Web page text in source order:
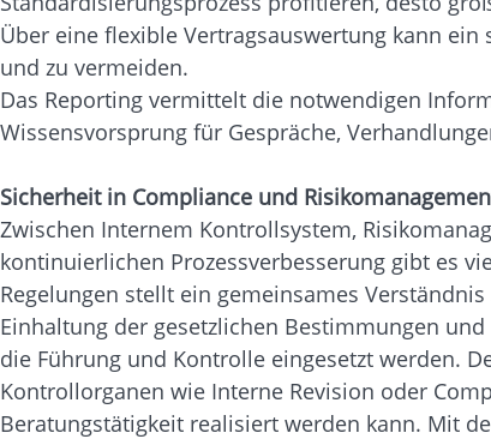
Über eine flexible Vertragsauswertung kann
und zu vermeiden.
Das Reporting vermittelt die notwendigen
Wissensvorsprung für Gespräche,
Sicherheit in Compliance und
Zwischen Internem Kontrollsystem,
kontinuierlichen Prozessverbesserung gibt es
Regelungen stellt ein gemeinsames
Einhaltung der gesetzlichen Bestimmungen
die Führung und Kontrolle eingesetzt werden.
Kontrollorganen wie Interne Revision oder
Beratungstätigkeit realisiert werden kann. Mit